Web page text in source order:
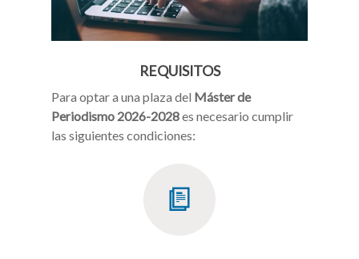
REQUISITOS
Para optar a una plaza del Máster de
Periodismo 2026-2028es necesario cumplir
las siguientes condiciones: